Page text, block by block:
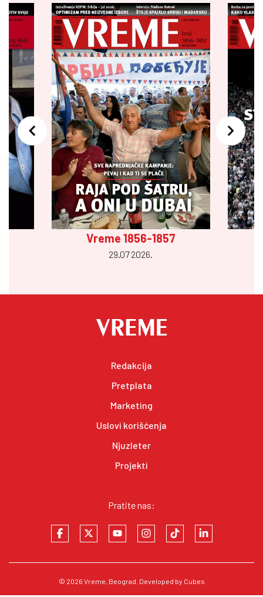
Vreme 1856-1857
29.07 2026.
Redakcija
Pretplata
Marketing
Uslovi korišćenja
Njuzleter
Projekti
Pratite nas:
© 2026 Vreme , Beograd. Developed by Cubes